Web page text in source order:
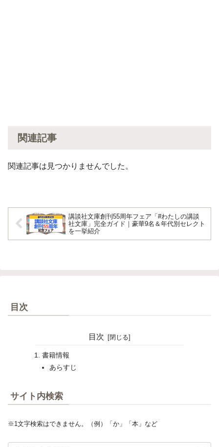
関連記事
関連記事は見つかりませんでした。
講談社文庫創刊55周年フェア「#わたしの講談
社文庫」完全ガイド｜豪華9名＆年代別セレクト
を一挙紹介
目次
目次
書籍情報
あらすじ
サイト内検索
※1文字検索はできません。（例）「か」「本」など